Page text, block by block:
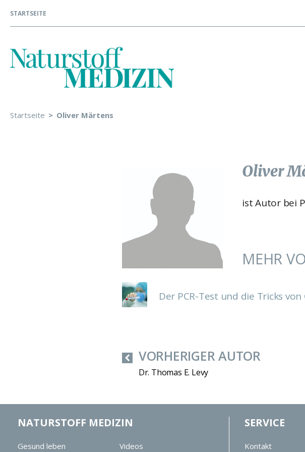
STARTSEITE
Startseite Oliver Märtens
Oliver
ist Autor bei
MEHR
Der PCR-Test und die Tricks
VORHERIGER AUTOR
Dr. Thomas E. Levy
NATURSTOFF MEDIZIN
Gesund leben Videos
SERVICE
Kontakt